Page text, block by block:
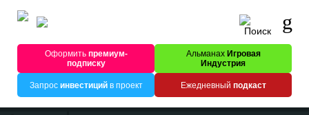
Оформитьпремиум-
подписку
Альманах Игровая
Индустрия
Запрос инвестицийв проект Ежедневный подкаст